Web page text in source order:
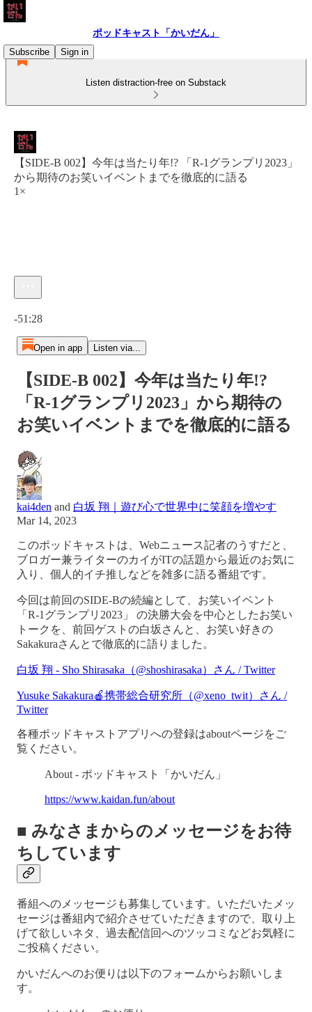
ポッドキャスト「かいだん」
Subscribe
Sign in
Listen distraction-free on Substack
【SIDE-B 002】今年は当たり年!? 「R-1グランプリ2023」
から期待のお笑いイベントまでを徹底的に語る
1×
-51:28
Open in app Listen via...
【SIDE-B 002】今年は当たり年!?
「R-1グランプリ2023」から期待の
お笑いイベントまでを徹底的に語る
kai4den and 白坂 翔｜遊び心で世界中に笑顔を増やす
Mar 14, 2023
このポッドキャストは、Webニュース記者のうすだと、
ブロガー兼ライターのカイがITの話題から最近のお気に
入り、個人的イチ推しなどを雑多に語る番組です。
今回は前回のSIDE-Bの続編として、お笑いイベント
「R-1グランプリ2023」 の決勝大会を中心としたお笑い
トークを、前回ゲストの白坂さんと、お笑い好きの
Sakakuraさんとで徹底的に語りました。
白坂 翔 - Sho Shirasaka（@shoshirasaka）さん / Twitter
Yusuke Sakakura🍎携帯総合研究所（@xeno_twit）さん /
Twitter
各種ポッドキャストアプリへの登録はaboutページをご
覧ください。
About - ポッドキャスト「かいだん」
https://www.kaidan.fun/about
■ みなさまからのメッセージをお待
ちしています
番組へのメッセージも募集しています。いただいたメッ
セージは番組内で紹介させていただきますので、取り上
げて欲しいネタ、過去配信回へのツッコミなどお気軽に
ご投稿ください。
かいだんへのお便りは以下のフォームからお願いしま
す。